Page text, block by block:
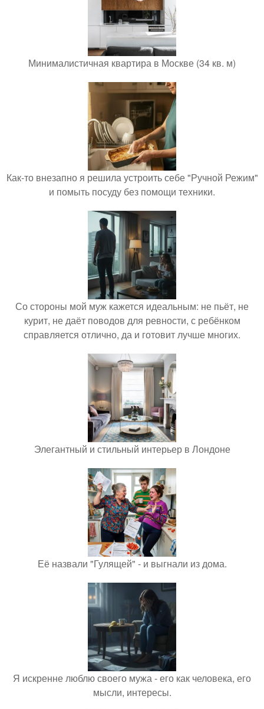
Минималистичная квартира в Москве (34 кв. м)
Как-то внезапно я решила устроить себе "Ручной Режим"
и помыть посуду без помощи техники.
Со стороны мой муж кажется идеальным: не пьёт, не
курит, не даёт поводов для ревности, с ребёнком
справляется отлично, да и готовит лучше многих.
Элегантный и стильный интерьер в Лондоне
Её назвали "Гулящей" - и выгнали из дома.
Я искренне люблю своего мужа - его как человека, его
мысли, интересы.